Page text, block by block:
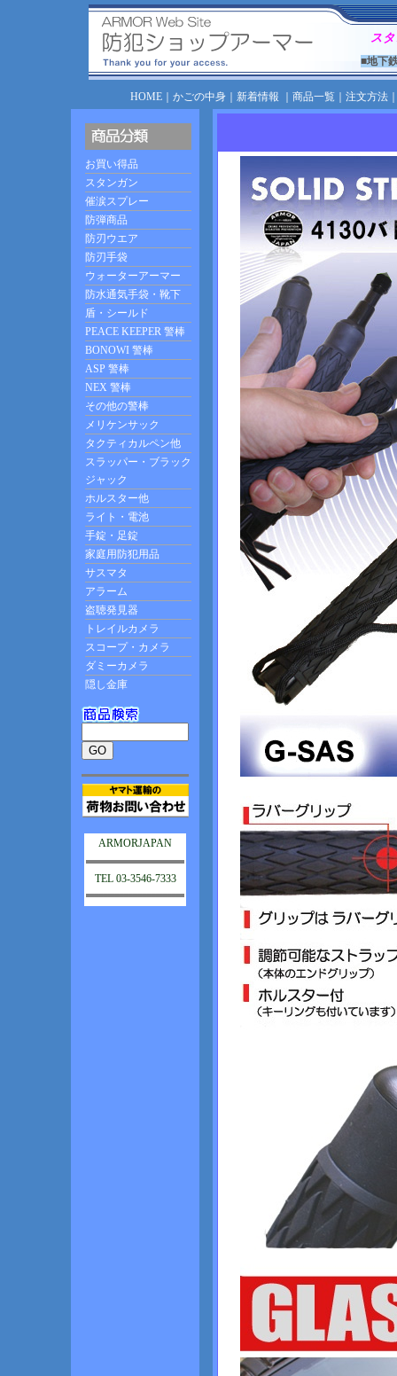
ス
■地下
HOME｜ かごの中身｜ 新着情報 商品一覧｜ 注文方法
ARMORJAPAN
TEL 03-3546-7333